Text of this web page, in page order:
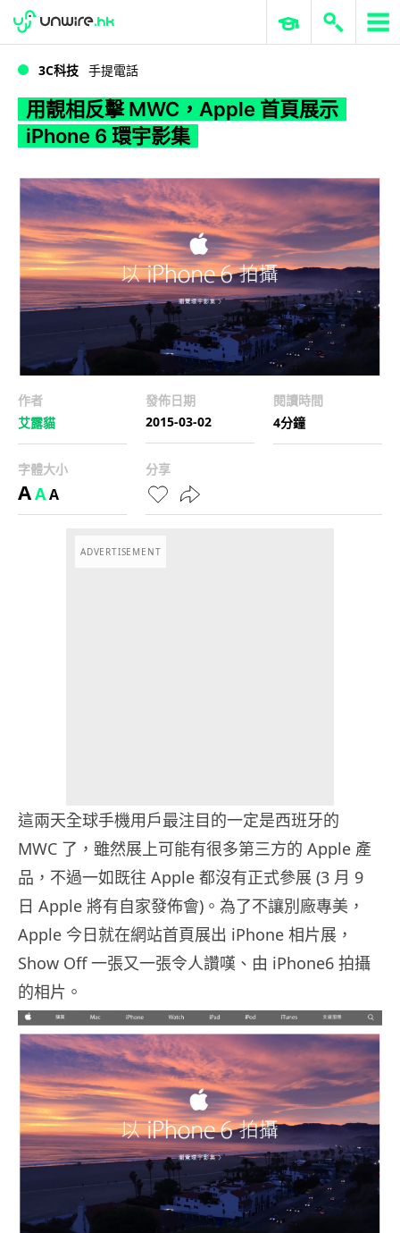
WWDC 2026 ERP 與商業 AI
3C科技 手提電話
用靚相反擊 MWC，Apple 首頁展示
iPhone 6 環宇影集
作者
艾露貓
發佈日期
2015-03-02
閱讀時間
4分鐘
字體大小
AAA
分享
ADVERTISEMENT
這兩天全球手機用戶最注目的一定是西班牙的
MWC 了，雖然展上可能有很多第三方的 Apple 產
品，不過一如既往 Apple 都沒有正式參展 (3 月 9
日 Apple 將有自家發佈會)。為了不讓別廠專美，
Apple 今日就在網站首頁展出 iPhone 相片展，
Show Off 一張又一張令人讚嘆、由 iPhone6 拍攝
的相片。